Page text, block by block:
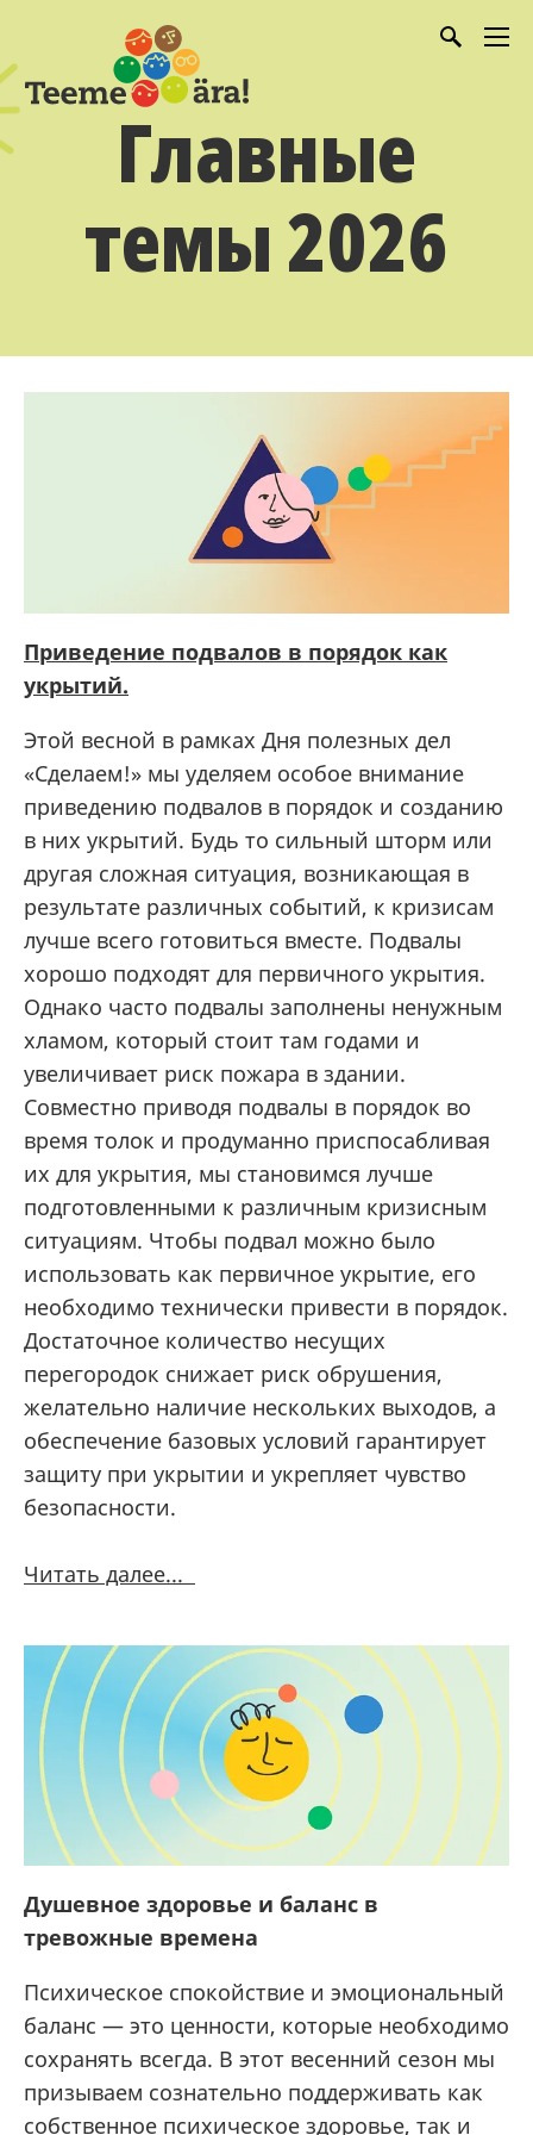
Главные
темы 2026
Приведение подвалов в порядок как
укрытий.
Этой весной в рамках Дня полезных дел
«Сделаем!» мы уделяем особое внимание
приведению подвалов в порядок и созданию
в них укрытий. Будь то сильный шторм или
другая сложная ситуация, возникающая в
результате различных событий, к кризисам
лучше всего готовиться вместе. Подвалы
хорошо подходят для первичного укрытия.
Однако часто подвалы заполнены ненужным
хламом, который стоит там годами и
увеличивает риск пожара в здании.
Совместно приводя подвалы в порядок во
время толок и продуманно приспосабливая
их для укрытия, мы становимся лучше
подготовленными к различным кризисным
ситуациям. Чтобы подвал можно было
использовать как первичное укрытие, его
необходимо технически привести в порядок.
Достаточное количество несущих
перегородок снижает риск обрушения,
желательно наличие нескольких выходов, а
обеспечение базовых условий гарантирует
защиту при укрытии и укрепляет чувство
безопасности.
Читать далее...
Душевное здоровье и баланс в
тревожные времена
Психическое спокойствие и эмоциональный
баланс — это ценности, которые необходимо
сохранять всегда. В этот весенний сезон мы
призываем сознательно поддерживать как
собственное психическое здоровье, так и